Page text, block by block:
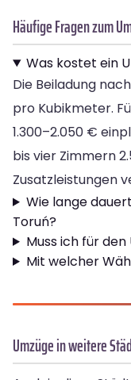
Häufige Fragen zum
Was kostet ein
Die Beiladung
pro Kubikmeter.
1.300–2.050 €
bis vier Zimmern
Zusatzleistungen
Wie lange
Toruń?
Muss ich für
Mit welcher
Umzüge in weitere